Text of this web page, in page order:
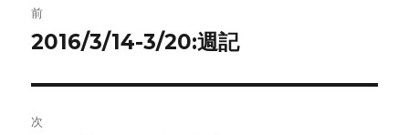
稿
ビ
前
前
投
稿:
2016/3/14-3/20:週記
次